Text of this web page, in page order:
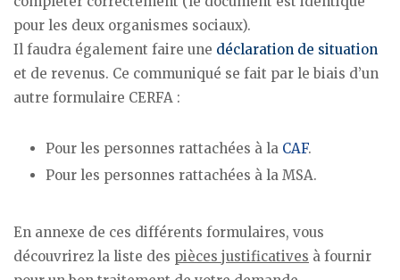
pour les deux organismes sociaux).
Il faudra également faire une déclaration de situation
et de revenus. Ce communiqué se fait par le biais d’un
autre formulaire CERFA :
Pour les personnes rattachées à la CAF.
Pour les personnes rattachées à la MSA.
En annexe de ces différents formulaires, vous
découvrirez la liste des pièces justificatives à fournir